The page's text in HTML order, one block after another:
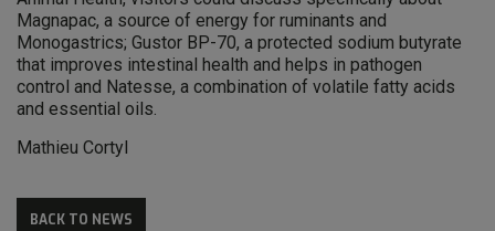
Magnapac, a source of energy for ruminants and
Monogastrics; Gustor BP-70, a protected sodium butyrate
that improves intestinal health and helps in pathogen
control and Natesse, a combination of volatile fatty acids
and essential oils.
Mathieu Cortyl
BACK TO NEWS